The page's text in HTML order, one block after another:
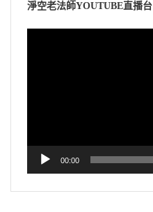
淨空老法師YOUTUBE直播台
00:00